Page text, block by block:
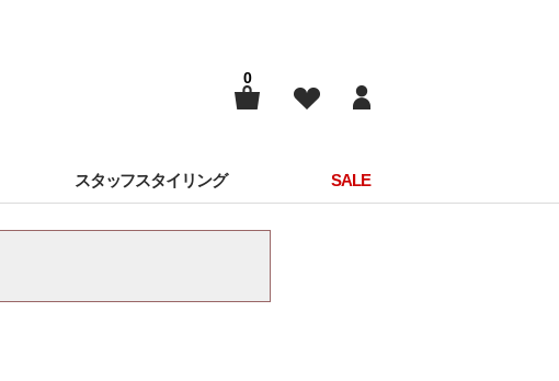
0
スタッフスタイリング SALE